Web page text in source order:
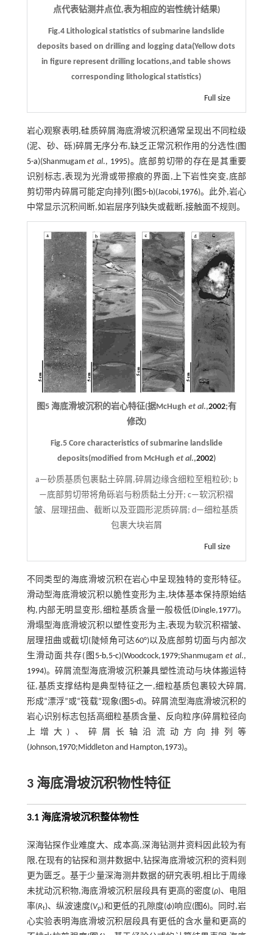
点代表钻测井点位,表为相应的岩性统计结果)
Fig.4 Lithological statistics of submarine landslide
deposits based on drilling and logging data(Yellow dots
in figure represent drilling locations,and table shows
corresponding lithological statistics)
Full size
岩心观察表明,硅质碎屑海底滑坡沉积通常呈现出不同粒级
(泥、砂、砾)碎屑无序分布,缺乏正常沉积作用的分选性(图
5-a)(Shanmugamet al., 1995)。底部剪切带的存在是其重要
识别标志,表现为光滑或带擦痕的界面,上下岩性突变,底部
剪切带内碎屑可能定向排列( 图5-b)(Jacobi,1976)。此外,岩心
中常显示沉积间断,如岩层序列缺失或截断,接触面不规则。
图5 海底滑坡沉积的岩心特征(据McHugh et al.,2002;有
修改)
Fig.5 Core characteristics of submarine landslide
deposits(modified from McHugh et al.,2002)
a—砂质基质包裹黏土碎屑,碎屑边缘含细粒至粗粒砂; b
—底部剪切带将角砾岩与粉质黏土分开; c—软沉积褶
皱、层理扭曲、截断以及亚圆形泥质碎屑; d—细粒基质
包裹大块岩屑
Full size
不同类型的海底滑坡沉积在岩心中呈现独特的变形特征。
滑动型海底滑坡沉积以脆性变形为主,块体基本保持原始结
构,内部无明显变形,细粒基质含量一般极低(Dingle,1977)。
滑塌型海底滑坡沉积以塑性变形为主,表现为软沉积褶皱、
层理扭曲或截切(陡倾角可达60°)以及底部剪切面与内部次
生滑动面共存( 图5-b,5-c)(Woodcock,1979;Shanmugamet al.,
1994)。碎屑流型海底滑坡沉积兼具塑性流动与块体搬运特
征,基质支撑结构是典型特征之一,细粒基质包裹较大碎屑,
形成“漂浮”或“筏载”现象( 图5-d)。碎屑流型海底滑坡沉积的
岩心识别标志包括高细粒基质含量、反向粒序(碎屑粒径向
上增大)、碎屑长轴沿流动方向排列等
(Johnson,1970;Middleton and Hampton,1973)。
3 海底滑坡沉积物性特征
3.1 海底滑坡沉积整体物性
深海钻探作业难度大、成本高,深海钻测井资料因此较为有
限,在现有的钻探和测井数据中,钻探海底滑坡沉积的资料则
更为匮乏。基于少量深海测井数据的研究表明,相比于周缘
未扰动沉积物,海底滑坡沉积层段具有更高的密度(ρ)、电阻
率(Rt)、纵波速度(Vp)和更低的孔隙度(ϕ)响应( 图6)。同时,岩
心实验表明海底滑坡沉积层段具有更低的含水量和更高的